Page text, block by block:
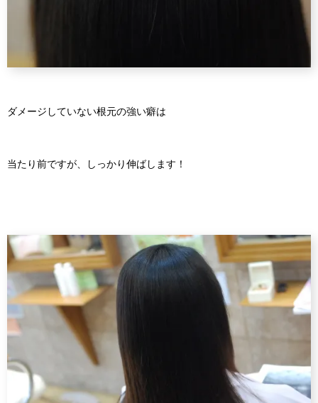
ダメージしていない根元の強い癖は
当たり前ですが、しっかり伸ばします！